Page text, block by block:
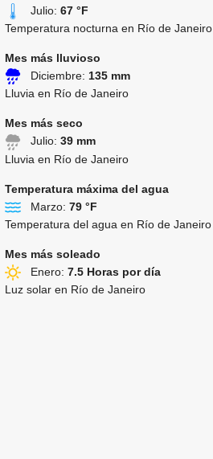
Julio: 67 °F
Temperatura nocturna en Río de Janeiro
Mes más lluvioso
Diciembre: 135 mm
Lluvia en Río de Janeiro
Mes más seco
Julio: 39 mm
Lluvia en Río de Janeiro
Temperatura máxima del agua
Marzo: 79 °F
Temperatura del agua en Río de Janeiro
Mes más soleado
Enero: 7.5 Horas por día
Luz solar en Río de Janeiro